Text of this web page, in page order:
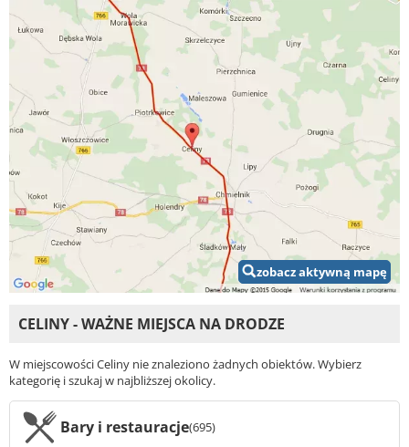
zobacz aktywną mapę
CELINY - WAŻNE MIEJSCA NA DRODZE
W miejscowości Celiny nie znaleziono żadnych obiektów. Wybierz
kategorię i szukaj w najbliższej okolicy.
Bary i restauracje(695)